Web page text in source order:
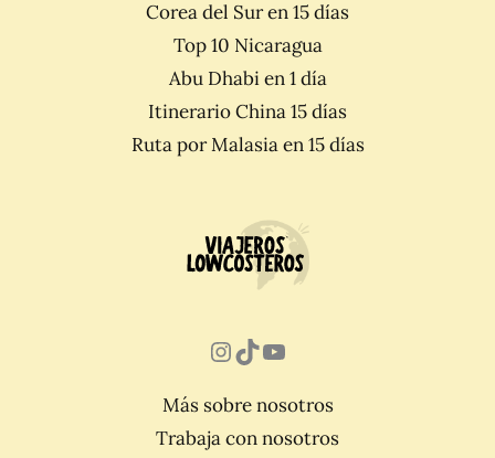
Corea del Sur en 15 días
Top 10 Nicaragua
Abu Dhabi en 1 día
Itinerario China 15 días
Ruta por Malasia en 15 días
Instagram
TikTok
YouTube
Más sobre nosotros
Trabaja con nosotros